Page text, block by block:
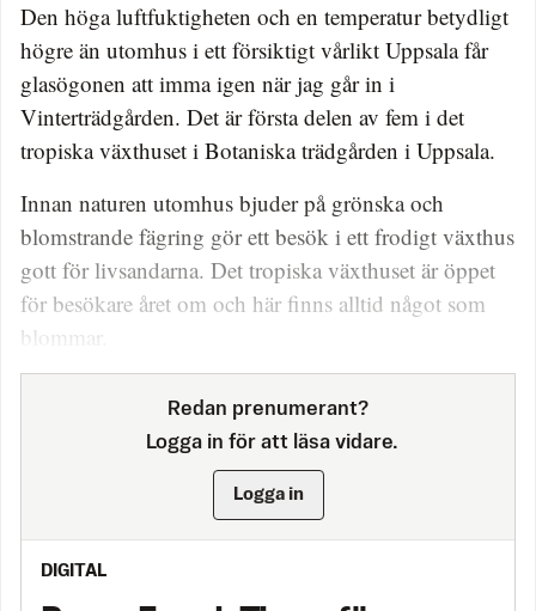
Den höga luftfuktigheten och en temperatur betydligt
högre än utomhus i ett försiktigt vårlikt Uppsala får
glasögonen att imma igen när jag går in i
Vinterträdgården. Det är första delen av fem i det
tropiska växthuset i Botaniska trädgården i Uppsala.
Innan naturen utomhus bjuder på grönska och
blomstrande fägring gör ett besök i ett frodigt växthus
gott för livsandarna. Det tropiska växthuset är öppet
för besökare året om och här finns alltid något som
blommar.
Redan prenumerant?
Logga in för att läsa vidare.
Logga in
DIGITAL